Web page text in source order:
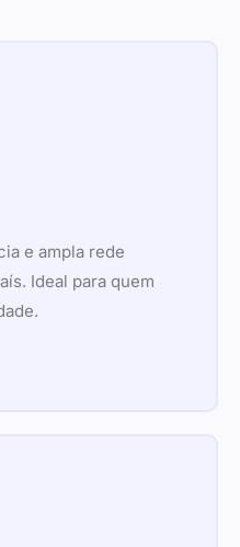
e ampla rede
Ideal para quem